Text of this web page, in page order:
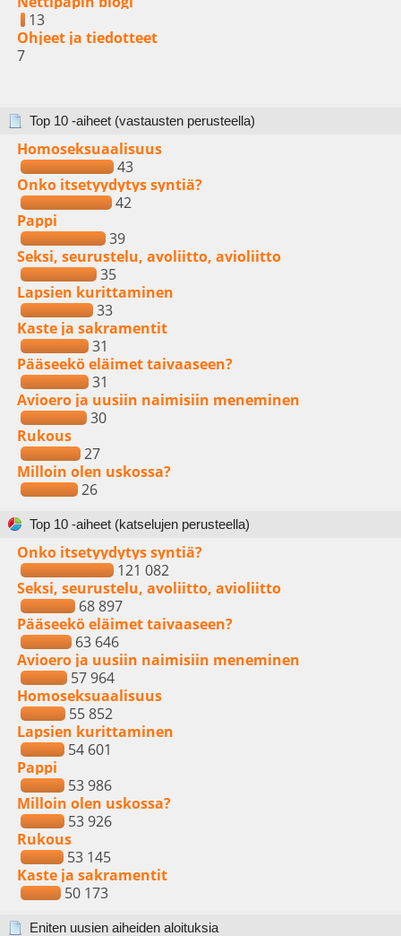
13
Ohjeet ja tiedotteet
7
Top 10 -aiheet (vastausten perusteella)
Homoseksuaalisuus
43
Onko itsetyydytys syntiä?
42
Pappi
39
Seksi, seurustelu, avoliitto, avioliitto
35
Lapsien kurittaminen
33
Kaste ja sakramentit
31
Pääseekö eläimet taivaaseen?
31
Avioero ja uusiin naimisiin meneminen
30
Rukous
27
Milloin olen uskossa?
26
Top 10 -aiheet (katselujen perusteella)
Onko itsetyydytys syntiä?
121 082
Seksi, seurustelu, avoliitto, avioliitto
68 897
Pääseekö eläimet taivaaseen?
63 646
Avioero ja uusiin naimisiin meneminen
57 964
Homoseksuaalisuus
55 852
Lapsien kurittaminen
54 601
Pappi
53 986
Milloin olen uskossa?
53 926
Rukous
53 145
Kaste ja sakramentit
50 173
Eniten uusien aiheiden aloituksia